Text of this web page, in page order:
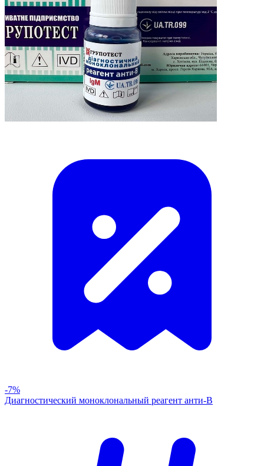
-7%
Диагностический моноклональный реагент анти-В